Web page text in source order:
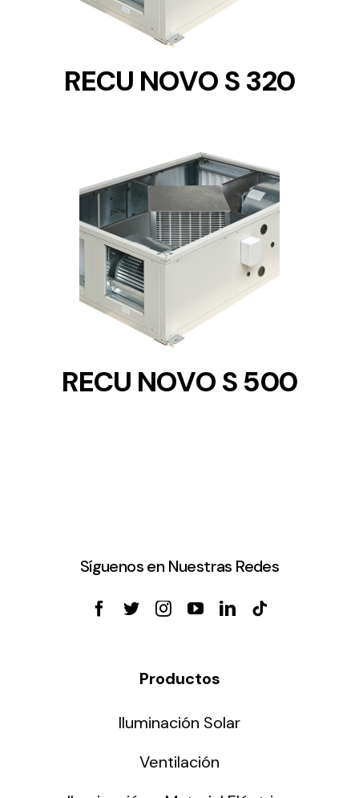
RECU NOVO S 320
DETAILS
RECU NOVO S 500
Síguenos en Nuestras Redes
Productos
Iluminación Solar
Ventilación